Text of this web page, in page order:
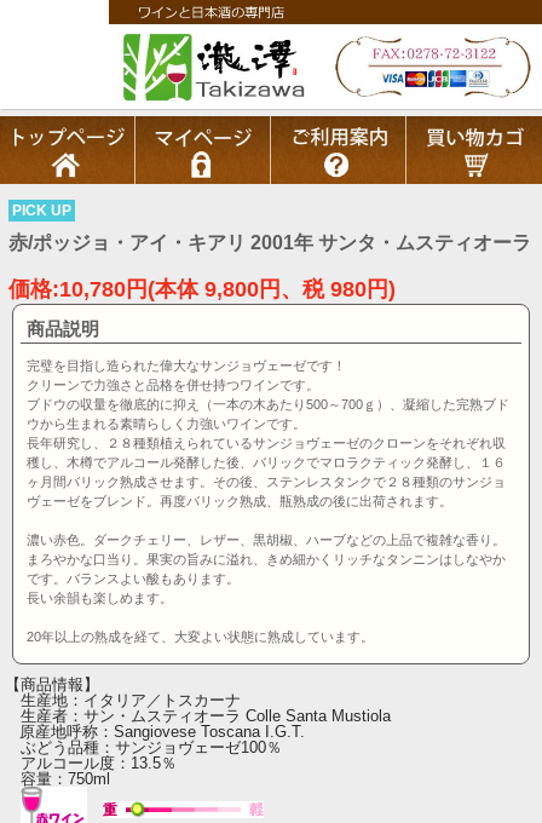
PICK UP
赤/ポッジョ・アイ・キアリ 2001年 サンタ・ムスティオーラ
価格:10,780円(本体 9,800円、税 980円)
商品説明
完璧を目指し造られた偉大なサンジョヴェーゼです！
クリーンで力強さと品格を併せ持つワインです。
ブドウの収量を徹底的に抑え（一本の木あたり500～700ｇ）、凝縮した完熟ブド
ウから生まれる素晴らしく力強いワインです。
長年研究し、２８種類植えられているサンジョヴェーゼのクローンをそれぞれ収
穫し、木樽でアルコール発酵した後、バリックでマロラクティック発酵し、１６
ヶ月間バリック熟成させます。その後、ステンレスタンクで２８種類のサンジョ
ヴェーゼをブレンド。再度バリック熟成、瓶熟成の後に出荷されます。
濃い赤色。ダークチェリー、レザー、黒胡椒、ハーブなどの上品で複雑な香り。
まろやかな口当り。果実の旨みに溢れ、きめ細かくリッチなタンニンはしなやか
です。バランスよい酸もあります。
長い余韻も楽しめます。
20年以上の熟成を経て、大変よい状態に熟成しています。
【商品情報】
生産地：イタリア／トスカーナ
生産者：サン・ムスティオーラ Colle Santa Mustiola
原産地呼称：Sangiovese Toscana I.G.T.
ぶどう品種：サンジョヴェーゼ100％
アルコール度：13.5％
容量：750ml